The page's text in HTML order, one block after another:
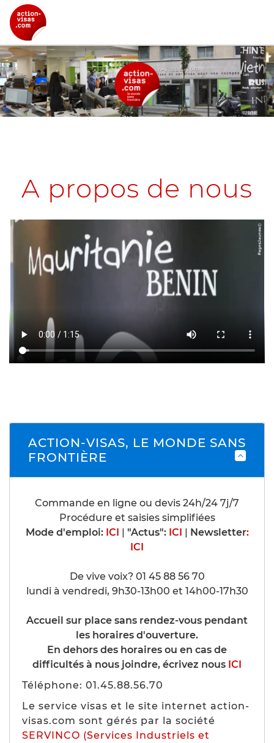
A propos de nous
ACTION-VISAS, LE MONDE SANS
FRONTIÈRE
Commande en ligne ou devis 24h/24 7j/7
Procédure et saisies simplifiées
Mode d'emploi:ICI | "Actus":ICI | Newsletter:
ICI
De vive voix? 01 45 88 56 70
lundi à vendredi, 9h30-13h00 et 14h00-17h30
Accueil sur place sans rendez-vous pendant
les horaires d'ouverture.
En dehors des horaires ou en cas de
difficultés à nous joindre, écrivez nous ICI
Téléphone: 01.45.88.56.70
Le service visas et le site internet action-
visas.com sont gérés par la société
SERVINCO (Services Industriels et